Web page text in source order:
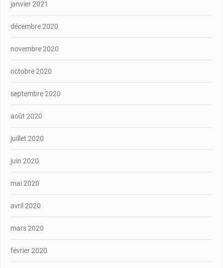
janvier 2021
décembre 2020
novembre 2020
octobre 2020
septembre 2020
août 2020
juillet 2020
juin 2020
mai 2020
avril 2020
mars 2020
février 2020